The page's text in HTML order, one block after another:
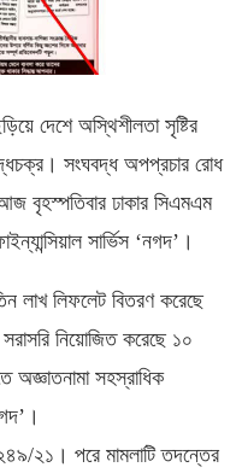
দেশে অস্থিশীলতা সৃষ্টির
সংঘবদ্ধ অপপ্রচার রোধ
বৃহস্পতিবার ঢাকার সিএমএম
সার্ভিস ‘নগদ’।
লাখ লিফলেট বিতরণ করেছে
নিয়োজিত করেছে ১০
অজ্ঞাতনামা সহস্রাধিক
২১। পরে মামলাটি তদন্তের